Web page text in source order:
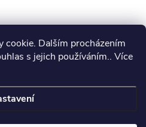
cookie. Dalším procházením
s jejich používáním.. Více